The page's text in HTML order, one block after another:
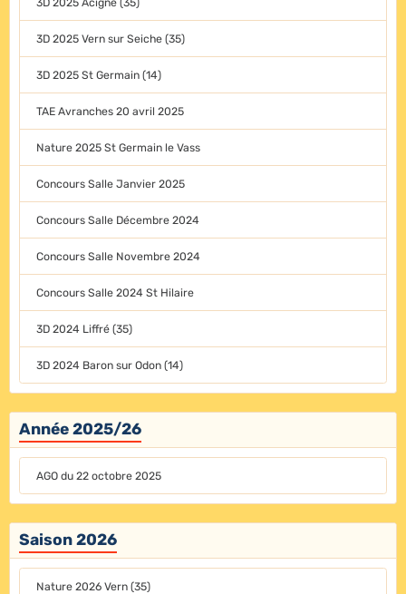
3D 2025 Vern sur Seiche (35)
3D 2025 St Germain (14)
TAE Avranches 20 avril 2025
Nature 2025 St Germain le Vass
Concours Salle Janvier 2025
Concours Salle Décembre 2024
Concours Salle Novembre 2024
Concours Salle 2024 St Hilaire
3D 2024 Liffré (35)
3D 2024 Baron sur Odon (14)
Année 2025/26
AGO du 22 octobre 2025
Saison 2026
Nature 2026 Vern (35)